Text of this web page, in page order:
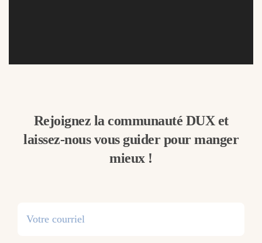
Rejoignez la communauté DUX et
laissez-nous vous guider pour manger
mieux !